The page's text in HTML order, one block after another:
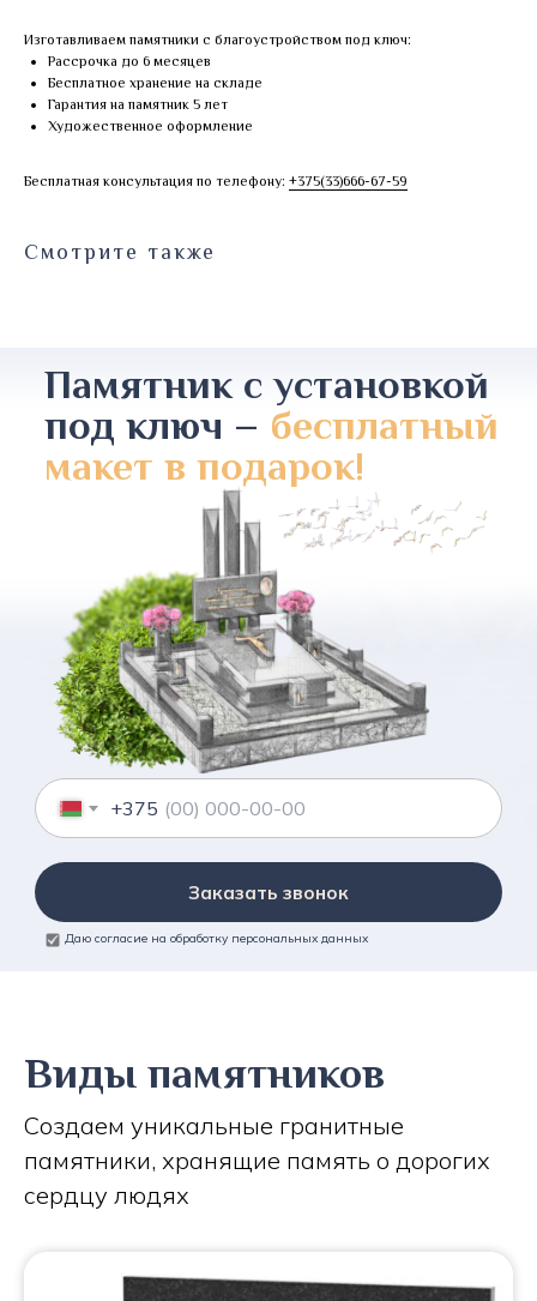
Изготавливаем памятники с благоустройством под ключ:
Рассрочка до 6 месяцев
Бесплатное хранение на складе
Гарантия на памятник 5 лет
Художественное оформление
Бесплатная консультация по телефону: +375(33)666-67-59
Смотрите также
Памятник с установкой
под ключ – бесплатный
макет в подарок!
+375
Заказать звонок
Даю согласие на обработку персональных данных
Виды памятников
Создаем уникальные гранитные
памятники, хранящие память о дорогих
сердцу людях